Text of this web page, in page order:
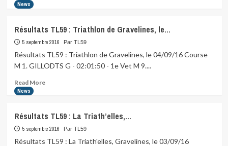
Dewaele
champion
de
V5
2016
News
Résultats TL59 : Triathlon de Gravelines, le…
5 septembre 2016 Par TL59
Résultats TL59 : Triathlon de Gravelines, le 04/09/16 Course
M 1. GILLODTS G - 02:01:50 - 1e Vet M 9....
Read MoreRead
TL59
:
Triathlon
News
Résultats TL59 : La Triath’elles,…
5 septembre 2016 Par TL59
Résultats TL59 : La Triath'elles, Gravelines, le 03/09/16